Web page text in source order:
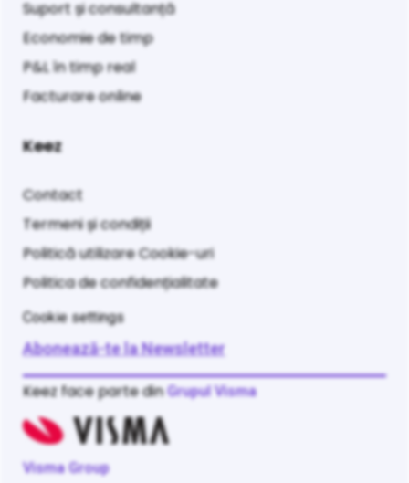
Suport și consultanță
Economie de timp
P&L în timp real
Facturare online
Keez
Contact
Termeni și condiții
Politică utilizare Cookie-uri
Politica de confidențialitate
Cookie settings
Abonează-te la Newsletter
Keez face parte dinGrupul Visma
Visma Group